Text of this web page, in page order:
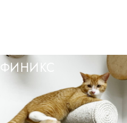
ФИНИКС